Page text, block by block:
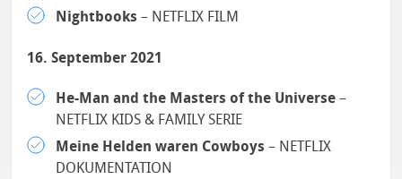
Nightbooks – NETFLIX FILM
16. September 2021
He-Man and the Masters of the Universe –
NETFLIX KIDS & FAMILY SERIE
Meine Helden waren Cowboys – NETFLIX
DOKUMENTATION